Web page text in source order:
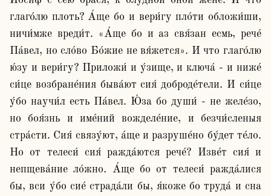
глаго́лю плоть? А́ще бо и вери́гу пло́ти обложи́ши,
ничи́мже вреди́т. «А́ще бо и аз свя́зан есмь, рече́
Па́вел, но сло́во Бо́жие не вя́жется». И что глаго́лю
ю́зу и вери́гу? Приложи́ и у́зище, и ключа́ - и ниже́
си́це возбране́ния быва́ют сия́ доброде́тели. И си́це
у́бо научи́л есть Па́вел. Ю́за бо души́ - не желе́зо,
но боя́знь и име́ний вожделе́ние, и безчи́сленыя
стра́сти. Сия́ связу́ют, а́ще и разруше́но бу́дет те́ло.
Но от телеси́ сия́ ражда́ются рече́? Изве́т сия́ и
непщева́ние ло́жно. А́ще бо от телеси́ ражда́лися
бы, вси у́бо сие́ страда́ли бы, я́коже бо труда́ и сна